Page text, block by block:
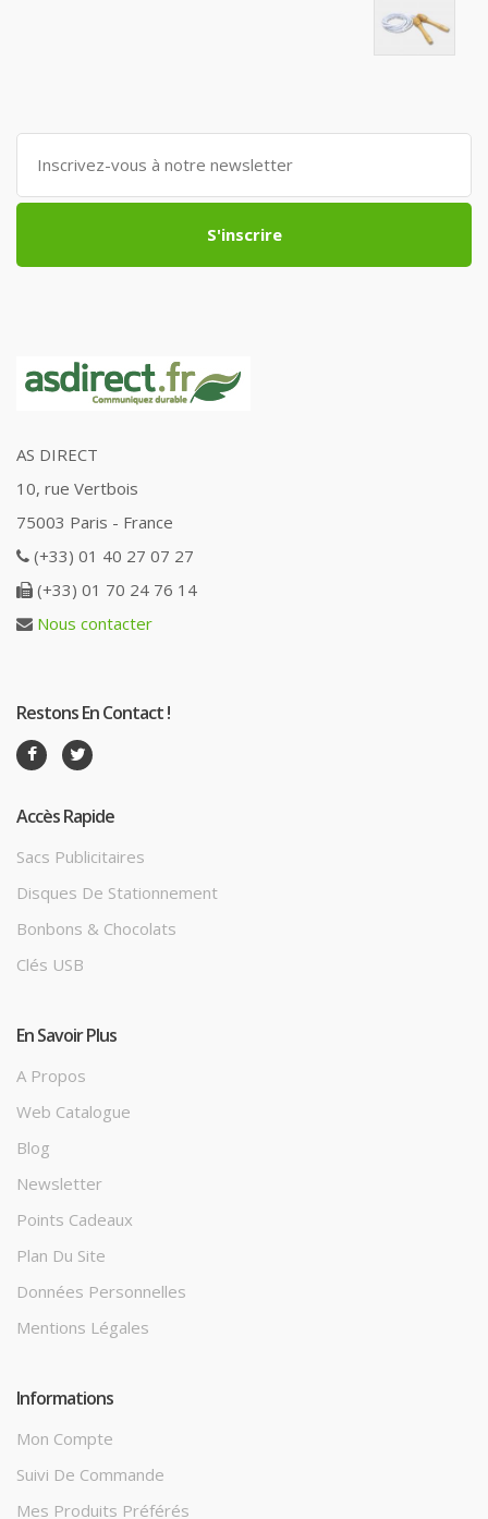
S'inscrire
AS DIRECT
10, rue Vertbois
75003 Paris - France
(+33) 01 40 27 07 27
(+33) 01 70 24 76 14
Nous contacter
Restons En Contact !
Accès Rapide
Sacs Publicitaires
Disques De Stationnement
Bonbons & Chocolats
Clés USB
En Savoir Plus
A Propos
Web Catalogue
Blog
Newsletter
Points Cadeaux
Plan Du Site
Données Personnelles
Mentions Légales
Informations
Mon Compte
Suivi De Commande
Mes Produits Préférés